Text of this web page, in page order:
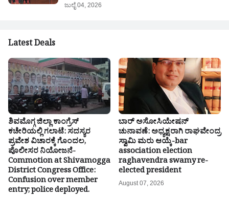
ಜುಲೈ 04, 2026
Latest Deals
ಶಿವಮೊಗ್ಗ ಜಿಲ್ಲಾ ಕಾಂಗ್ರೆಸ್
ಕಚೇರಿಯಲ್ಲಿ ಗಲಾಟೆ: ಸದಸ್ಯರ
ಪ್ರವೇಶ ವಿಚಾರಕ್ಕೆ ಗೊಂದಲ,
ಪೊಲೀಸರ ನಿಯೋಜನೆ-
Commotion at Shivamogga
District Congress Office:
Confusion over member
entry; police deployed.
ಬಾರ್ ಅಸೋಸಿಯೇಷನ್
ಚುನಾವಣೆ: ಅಧ್ಯಕ್ಷರಾಗಿ ರಾಘವೇಂದ್ರ
ಸ್ವಾಮಿ ಮರು ಆಯ್ಕೆ-bar
association election
raghavendra swamy re-
elected president
August 07, 2026